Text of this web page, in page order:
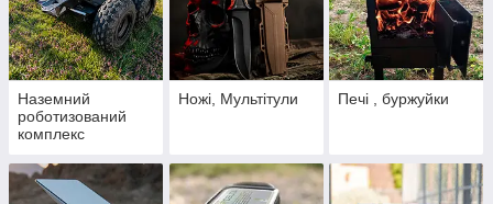
Наземний
роботизований
комплекс
Ножі, Мультітули Печі , буржуйки